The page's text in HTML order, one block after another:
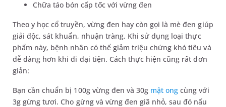
Chữa táo bón cấp tốc với vừng đen
Theo y học cổ truyền, vừng đen hay còn gọi là mè đen giúp
giải độc, sát khuẩn, nhuận tràng. Khi sử dụng loại thực
phẩm này, bệnh nhân có thể giảm triệu chứng khó tiêu và
dễ dàng hơn khi đi đại tiện. Cách thực hiện cũng rất đơn
giản:
Bạn cần chuẩn bị 100g vừng đen và 30g mật ong cùng với
3g gừng tươi. Cho gừng và vừng đen giã nhỏ, sau đó nấu